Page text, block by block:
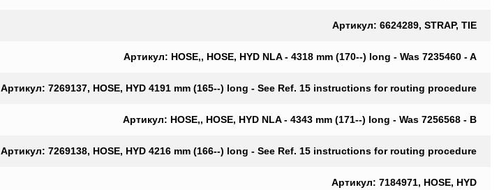
Артикул: 6624289, STRAP, TIE
Артикул: HOSE,, HOSE, HYD NLA - 4318 mm (170--) long - Was 7235460 - A
Артикул: 7269137, HOSE, HYD 4191 mm (165--) long - See Ref. 15 instructions for routing procedure
Артикул: HOSE,, HOSE, HYD NLA - 4343 mm (171--) long - Was 7256568 - B
Артикул: 7269138, HOSE, HYD 4216 mm (166--) long - See Ref. 15 instructions for routing procedure
Артикул: 7184971, HOSE, HYD